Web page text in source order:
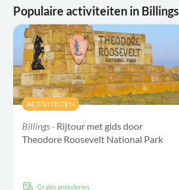
Populaire activiteiten in Billings
ACTIVITEITEN
Billings - Rijtour met gids door
Theodore Roosevelt National Park
Gratis annuleren